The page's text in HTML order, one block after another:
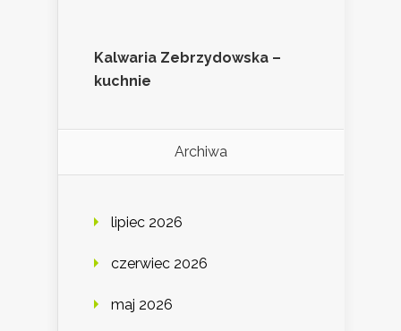
Kalwaria Zebrzydowska –
kuchnie
Archiwa
lipiec 2026
czerwiec 2026
maj 2026